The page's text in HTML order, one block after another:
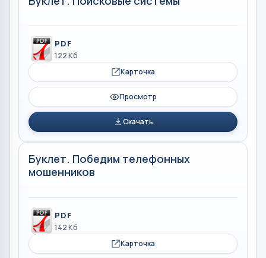
PDF
122 Кб
Карточка
Просмотр
Скачать
Буклет. Победим телефонных
мошенников
PDF
142 Кб
Карточка